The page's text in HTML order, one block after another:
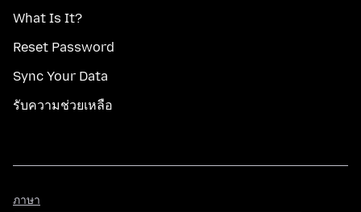
What Is It?
Reset Password
Sync Your Data
รับความช่วยเหลือ
ภาษา